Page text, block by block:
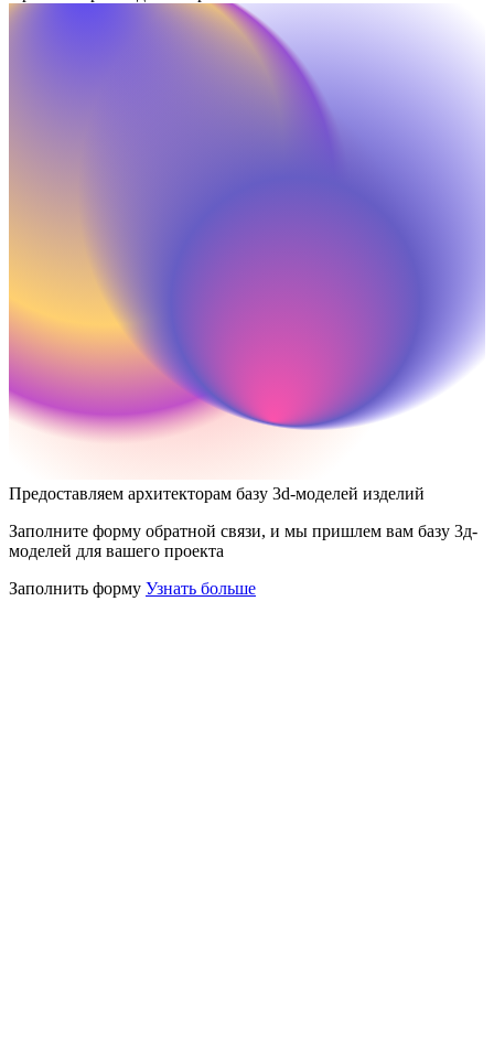
Предоставляем архитекторам базу 3d-моделей изделий
Заполните форму обратной связи, и мы пришлем вам базу 3д-
моделей для вашего проекта
Заполнить форму Узнать больше